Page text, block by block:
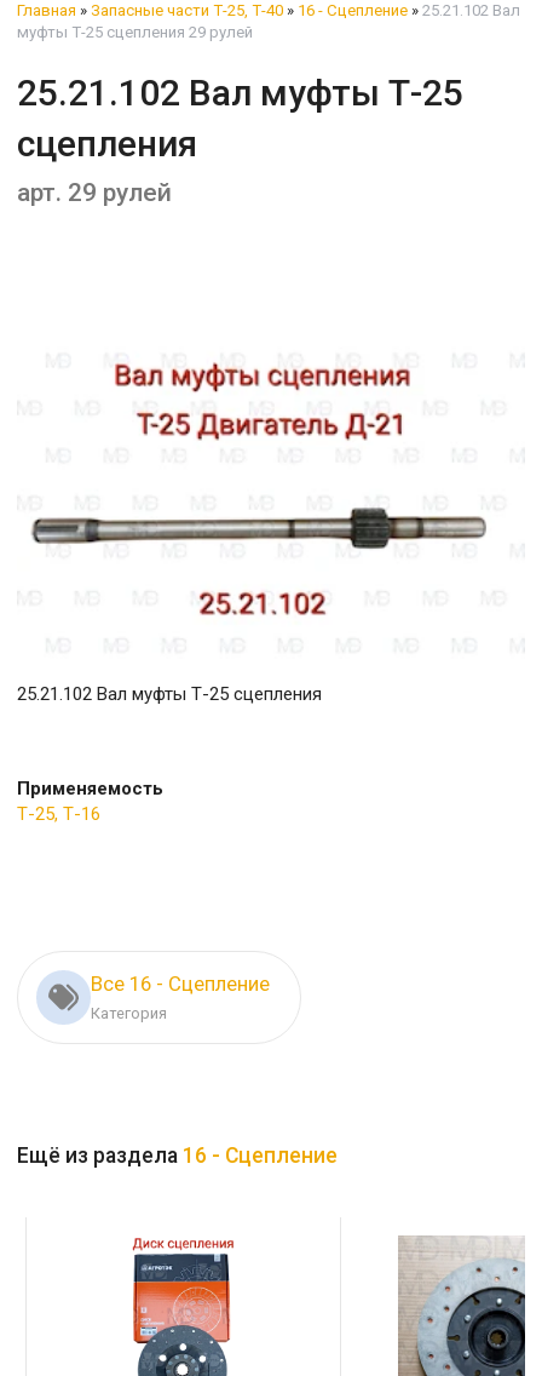
Главная » Запасные части Т-25, Т-40 » 16 - Сцепление » 25.21.102 Вал
муфты Т-25 сцепления 29 рулей
25.21.102 Вал муфты Т-25
сцепления
арт. 29 рулей
25.21.102 Вал муфты Т-25 сцепления
Применяемость
Т-25, Т-16
Все 16 - Сцепление
Категория
Ещё из раздела 16 - Сцепление